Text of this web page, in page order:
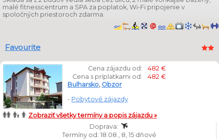
malé fitnesscentrum a SPA za poplatok, Wi-Fi pripojenie v
spoločných priestoroch zdarma.
Favourite
Cena zájazdu od:
482 €
Cena s príplatkami od:
482 €
Bulharsko, Obzor
- Pobytové zájazdy
Zobraziť všetky termíny a popis zájazdu »
Doprava:
Termíny od: 18.08., 8, 15 dňové